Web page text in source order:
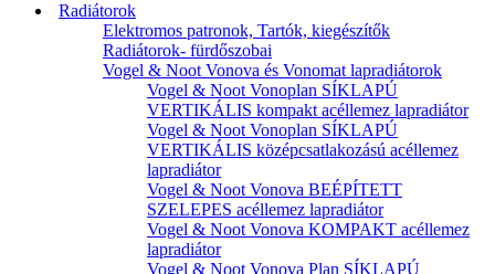
Radiátorok
Elektromos patronok, Tartók, kiegészítők
Radiátorok- fürdőszobai
Vogel & Noot Vonova és Vonomat lapradiátorok
Vogel & Noot Vonoplan SÍKLAPÚ
VERTIKÁLIS kompakt acéllemez lapradiátor
Vogel & Noot Vonoplan SÍKLAPÚ
VERTIKÁLIS középcsatlakozású acéllemez
lapradiátor
Vogel & Noot Vonova BEÉPÍTETT
SZELEPES acéllemez lapradiátor
Vogel & Noot Vonova KOMPAKT acéllemez
lapradiátor
Vogel & Noot Vonova Plan SÍKLAPÚ